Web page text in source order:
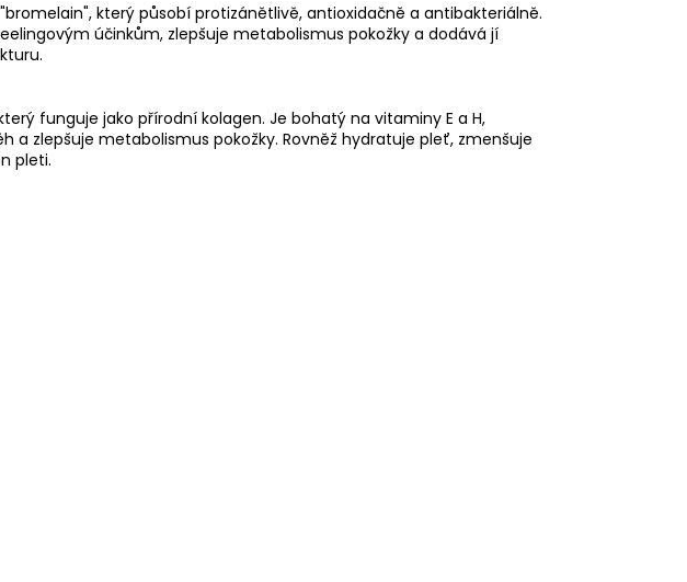
který působí protizánětlivě, antioxidačně a antibakteriálně.
účinkům, zlepšuje metabolismus pokožky a dodává jí
funguje jako přírodní kolagen. Je bohatý na vitaminy E a H,
a zlepšuje metabolismus pokožky. Rovněž hydratuje pleť, zmenšuje
pleti.